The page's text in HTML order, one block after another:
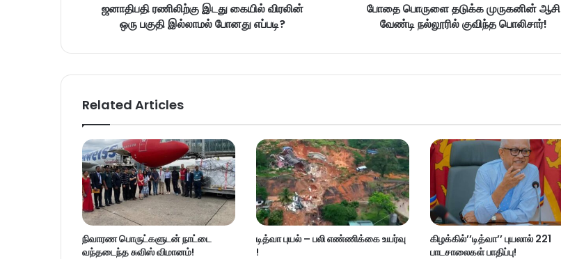
ஜனாதிபதி ரணிலிற்கு இடது கையில் விரலின்
ஒரு பகுதி இல்லாமல் போனது எப்படி?
போதை பொருளை தடுக்க முருகனின் ஆசி
வேண்டி நல்லூரில் குவிந்த பொலிசார்!
Related Articles
நிவாரண பொருட்களுடன் நாட்டை
வந்தடைந்த சுவிஸ் விமானம்!
டித்வா புயல் – பலி எண்ணிக்கை உயர்வு
!
கிழக்கில்’’டித்வா’’ புயலால் 221
பாடசாலைகள் பாதிப்பு!